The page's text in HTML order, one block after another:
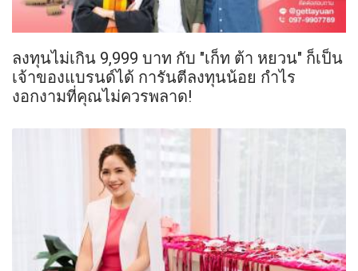
ลงทุนไม่เกิน 9,999 บาท กับ "เก็ท ต้า หยวน" ก็เป็น
เจ้าของแบรนด์ได้ การันตีลงทุนน้อย กำไร
งอกงามที่คุณไม่ควรพลาด!